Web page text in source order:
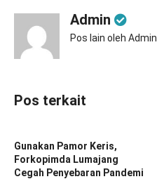
Admin
Pos lain oleh Admin
Pos terkait
Gunakan Pamor Keris,
Forkopimda Lumajang
Cegah Penyebaran Pandemi